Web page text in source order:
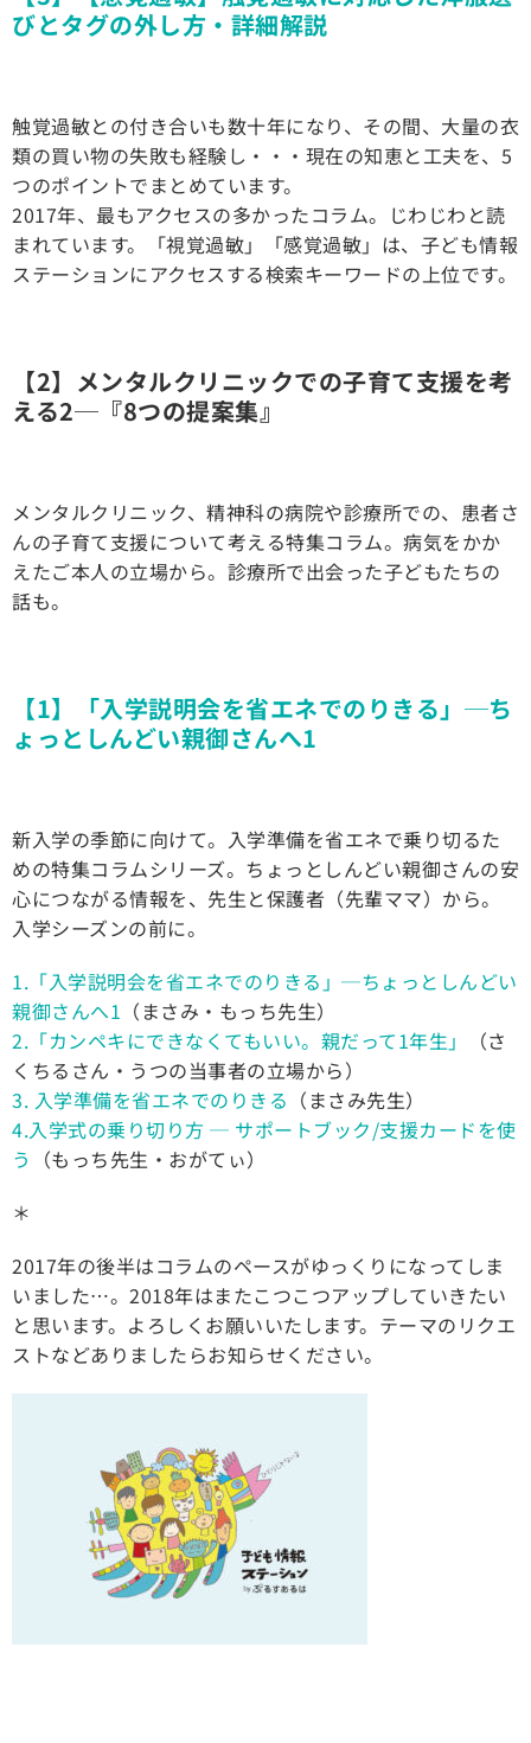
びとタグの外し方・詳細解説
触覚過敏との付き合いも数十年になり、その間、大量の衣
類の買い物の失敗も経験し・・・現在の知恵と工夫を、5
つのポイントでまとめています。
2017年、最もアクセスの多かったコラム。じわじわと読
まれています。「視覚過敏」「感覚過敏」は、子ども情報
ステーションにアクセスする検索キーワードの上位です。
【2】メンタルクリニックでの子育て支援を考
える2─『8つの提案集』
メンタルクリニック、精神科の病院や診療所での、患者さ
んの子育て支援について考える特集コラム。病気をかか
えたご本人の立場から。診療所で出会った子どもたちの
話も。
【1】「入学説明会を省エネでのりきる」─ち
ょっとしんどい親御さんへ1
新入学の季節に向けて。入学準備を省エネで乗り切るた
めの特集コラムシリーズ。ちょっとしんどい親御さんの安
心につながる情報を、先生と保護者（先輩ママ）から。
入学シーズンの前に。
1.「入学説明会を省エネでのりきる」─ちょっとしんどい
親御さんへ1 （まさみ・もっち先生）
2.「カンペキにできなくてもいい。親だって1年生」
（さ
くちるさん・うつの当事者の立場から）
3. 入学準備を省エネでのりきる （まさみ先生）
4.入学式の乗り切り方 ─ サポートブック/支援カードを使
う
（もっち先生・おがてぃ）
＊
2017年の後半はコラムのペースがゆっくりになってしま
いました…。2018年はまたこつこつアップしていきたい
と思います。よろしくお願いいたします。テーマのリクエ
ストなどありましたらお知らせください。